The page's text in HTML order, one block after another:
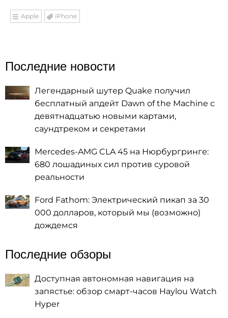
Apple iPhone
Последние новости
Легендарный шутер Quake получил
бесплатный апдейт Dawn of the Machine с
девятнадцатью новыми картами,
саундтреком и секретами
Mercedes-AMG CLA 45 на Нюрбургринге:
680 лошадиных сил против суровой
реальности
Ford Fathom: Электрический пикап за 30
000 долларов, который мы (возможно)
дождемся
Последние обзоры
Доступная автономная навигация на
запястье: обзор смарт-часов Haylou Watch
Hyper